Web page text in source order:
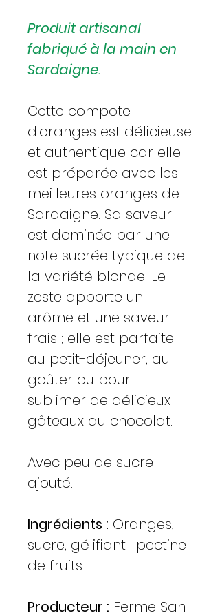
Produit artisanal
fabriqué à la main en
Sardaigne.
Cette compote
d'oranges est délicieuse
et authentique car elle
est préparée avec les
meilleures oranges de
Sardaigne. Sa saveur
est dominée par une
note sucrée typique de
la variété blonde. Le
zeste apporte un
arôme et une saveur
frais ; elle est parfaite
au petit-déjeuner, au
goûter ou pour
sublimer de délicieux
gâteaux au chocolat.
Avec peu de sucre
ajouté.
Ingrédients : Oranges,
sucre, gélifiant : pectine
de fruits.
Producteur : Ferme San